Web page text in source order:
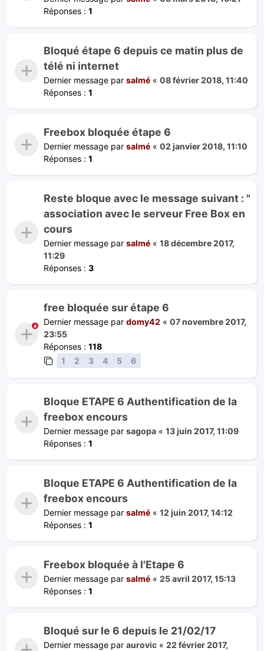
Réponses : 1
Bloqué étape 6 depuis ce matin plus de
télé ni internet
Dernier message par salmé « 08 février 2018, 11:40
Réponses : 1
Freebox bloquée étape 6
Dernier message par salmé « 02 janvier 2018, 11:10
Réponses : 1
Reste bloque avec le message suivant : "
association avec le serveur Free Box en
cours
Dernier message par salmé « 18 décembre 2017,
11:29
Réponses : 3
free bloquée sur étape 6
Dernier message par domy42 « 07 novembre 2017,
23:55
Réponses : 118
1
2 3 4 5 6
Bloque ETAPE 6 Authentification de la
freebox encours
Dernier message par sagopa « 13 juin 2017, 11:09
Réponses : 1
Bloque ETAPE 6 Authentification de la
freebox encours
Dernier message par salmé « 12 juin 2017, 14:12
Réponses : 1
Freebox bloquée à l'Etape 6
Dernier message par salmé « 25 avril 2017, 15:13
Réponses : 1
Bloqué sur le 6 depuis le 21/02/17
Dernier message par aurovic « 22 février 2017,